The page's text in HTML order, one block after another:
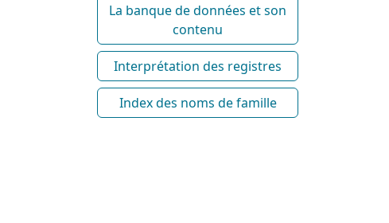
La banque de données et son
contenu
Interprétation des registres
Index des noms de famille